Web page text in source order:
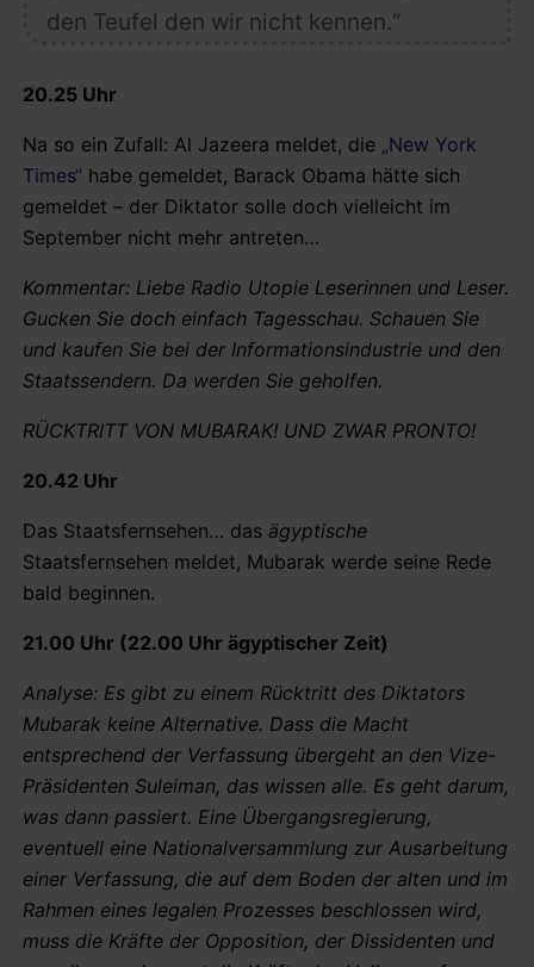
den Teufel den wir nicht kennen.“
20.25 Uhr
Na so ein Zufall: Al Jazeera meldet, die „New York
Times“ habe gemeldet, Barack Obama hätte sich
gemeldet – der Diktator solle doch vielleicht im
September nicht mehr antreten…
Kommentar: Liebe Radio Utopie Leserinnen und Leser.
Gucken Sie doch einfach Tagesschau. Schauen Sie
und kaufen Sie bei der Informationsindustrie und den
Staatssendern. Da werden Sie geholfen.
RÜCKTRITT VON MUBARAK! UND ZWAR PRONTO!
20.42 Uhr
Das Staatsfernsehen… das ägyptische
Staatsfernsehen meldet, Mubarak werde seine Rede
bald beginnen.
21.00 Uhr (22.00 Uhr ägyptischer Zeit)
Analyse: Es gibt zu einem Rücktritt des Diktators
Mubarak keine Alternative. Dass die Macht
entsprechend der Verfassung übergeht an den Vize-
Präsidenten Suleiman, das wissen alle. Es geht darum,
was dann passiert. Eine Übergangsregierung,
eventuell eine Nationalversammlung zur Ausarbeitung
einer Verfassung, die auf dem Boden der alten und im
Rahmen eines legalen Prozesses beschlossen wird,
muss die Kräfte der Opposition, der Dissidenten und